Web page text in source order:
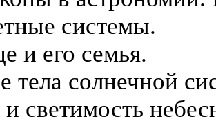
системы.
и его семья.
тела солнечной
и светимость